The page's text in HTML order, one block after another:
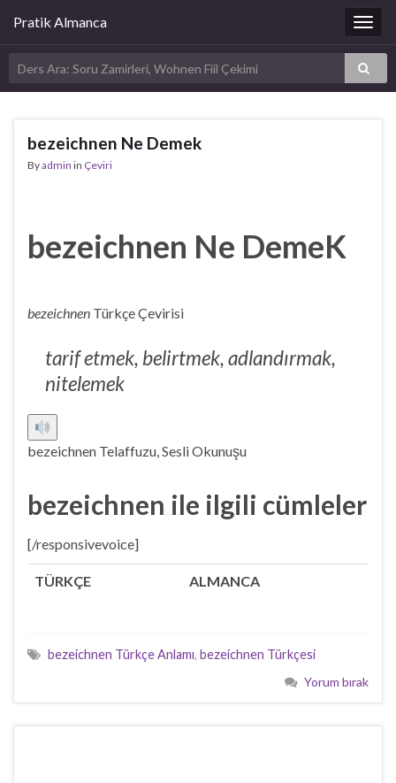
Pratik Almanca
bezeichnen Ne Demek
Byadmin in Çeviri
bezeichnen Ne DemeK
bezeichnen Türkçe Çevirisi
tarif etmek, belirtmek, adlandırmak,
nitelemek
bezeichnen Telaffuzu, Sesli Okunuşu
bezeichnen ile ilgili cümleler
[/responsivevoice]
TÜRKÇE ALMANCA
bezeichnen Türkçe Anlamı, bezeichnen Türkçesi
Yorum bırak